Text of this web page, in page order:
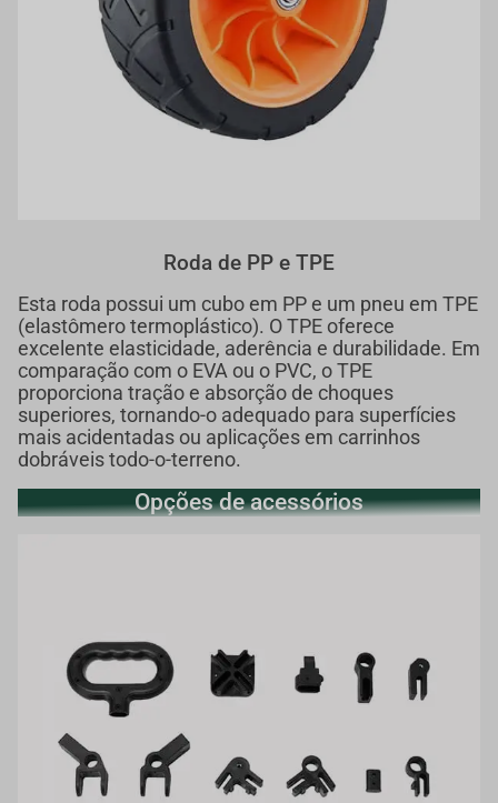
Roda de PP e TPE
Esta roda possui um cubo em PP e um pneu em TPE
(elastômero termoplástico). O TPE oferece
excelente elasticidade, aderência e durabilidade. Em
comparação com o EVA ou o PVC, o TPE
proporciona tração e absorção de choques
superiores, tornando-o adequado para superfícies
mais acidentadas ou aplicações em carrinhos
dobráveis todo-o-terreno.
Opções de acessórios